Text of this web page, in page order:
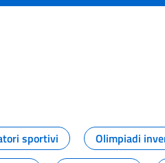
sportivi Olimpiadi